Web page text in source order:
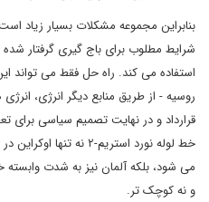
بنابراین مجموعه مشکلات بسیار زیاد
شرایط مطلوب برای باج گیری گرفتار
استفاده می کند. راه حل فقط می تواند
روسیه - از طریق منابع دیگر انرژی،
قرارداد و در نهایت تصمیم سیاسی
خط لوله نورد استریم-۲
می شود، بلکه آلمان نیز به شدت
و نه کوچک تر.